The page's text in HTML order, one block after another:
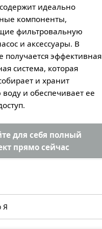
идеально
компоненты,
фильтровальную
и аксессуары. В
получается эффективная
система, которая
и хранит
и обеспечивает ее
для себя полный
прямо сейчас